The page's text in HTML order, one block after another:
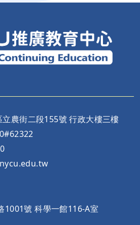
農街二段155號 行政大樓三樓
1001號 科學一館116-A室